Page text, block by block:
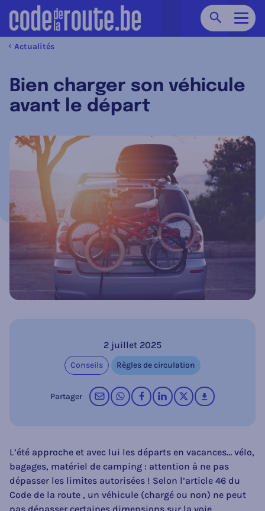
Chercher
Actualités
Bien charger son véhicule
avant le départ
2 juillet 2025
Conseils Règles de circulation
Partager par courrier électronique
sur WhatsApp
sur Facebook
sur LinkedIn
op X (Twitter)
télécharger
L’été approche et avec lui les départs en vacances… vélo,
bagages, matériel de camping : attention à ne pas
dépasser les limites autorisées ! Selon l’article 46 du
Code de la route , un véhicule (chargé ou non) ne peut